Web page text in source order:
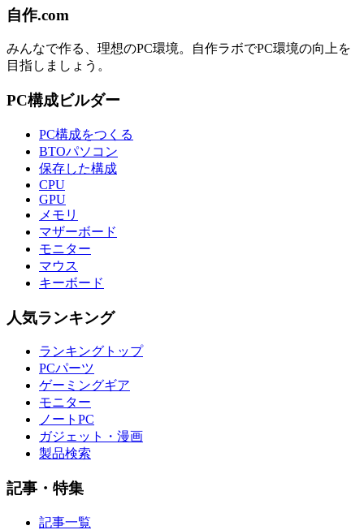
自作.com
みんなで作る、理想のPC環境。 自作ラボでPC環境の向上を
目指しましょう。
PC構成ビルダー
PC構成をつくる
BTOパソコン
保存した構成
CPU
GPU
メモリ
マザーボード
モニター
マウス
キーボード
人気ランキング
ランキングトップ
PCパーツ
ゲーミングギア
モニター
ノートPC
ガジェット・漫画
製品検索
記事・特集
記事一覧